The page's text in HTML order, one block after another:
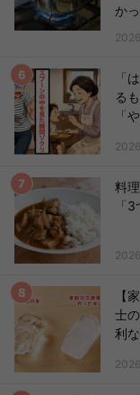
かっ
「
る
「
料
「
【
士
利